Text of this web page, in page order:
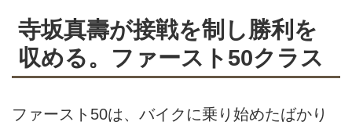
寺坂真壽が接戦を制し勝利を
収める。ファースト50クラス
ファースト50は、バイクに乗り始めたばかり